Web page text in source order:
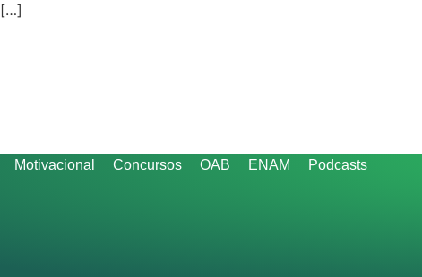
[…]
Motivacional Concursos OAB ENAM Podcasts